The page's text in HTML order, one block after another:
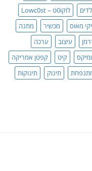
לדים
לוקו0ט – Lowc0st
מאוס מכשיר
מתנה
עיצוב
ערכה
קיט
קפטן אמריקה
תינוק תינוקות